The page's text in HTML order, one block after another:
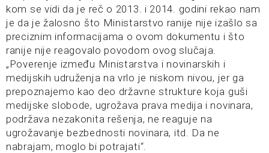
kom se vidi da je reč o 2013. i 2014. godini rekao nam
je da je žalosno što Ministarstvo ranije nije izašlo sa
preciznim informacijama o ovom dokumentu i što
ranije nije reagovalo povodom ovog slučaja.
„Poverenje između Ministarstva i novinarskih i
medijskih udruženja na vrlo je niskom nivou, jer ga
prepoznajemo kao deo državne strukture koja guši
medijske slobode, ugrožava prava medija i novinara,
podržava nezakonita rešenja, ne reaguje na
ugrožavanje bezbednosti novinara, itd. Da ne
nabrajam, moglo bi potrajati“.